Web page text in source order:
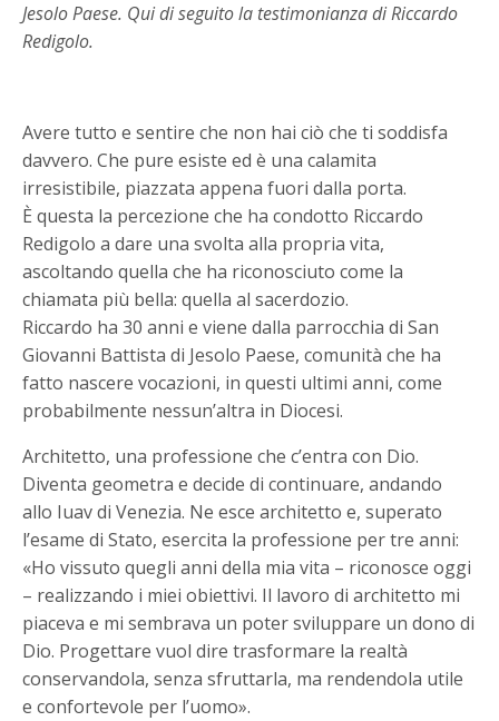
Jesolo Paese. Qui di seguito la testimonianza di Riccardo
Redigolo.
Avere tutto e sentire che non hai ciò che ti soddisfa
davvero. Che pure esiste ed è una calamita
irresistibile, piazzata appena fuori dalla porta.
È questa la percezione che ha condotto Riccardo
Redigolo a dare una svolta alla propria vita,
ascoltando quella che ha riconosciuto come la
chiamata più bella: quella al sacerdozio.
Riccardo ha 30 anni e viene dalla parrocchia di San
Giovanni Battista di Jesolo Paese, comunità che ha
fatto nascere vocazioni, in questi ultimi anni, come
probabilmente nessun’altra in Diocesi.
Architetto, una professione che c’entra con Dio.
Diventa geometra e decide di continuare, andando
allo Iuav di Venezia. Ne esce architetto e, superato
l’esame di Stato, esercita la professione per tre anni:
«Ho vissuto quegli anni della mia vita – riconosce oggi
– realizzando i miei obiettivi. Il lavoro di architetto mi
piaceva e mi sembrava un poter sviluppare un dono di
Dio. Progettare vuol dire trasformare la realtà
conservandola, senza sfruttarla, ma rendendola utile
e confortevole per l’uomo».